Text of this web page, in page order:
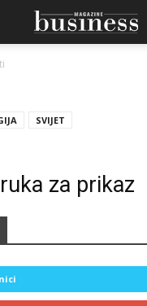
SVIJET
za prikaz